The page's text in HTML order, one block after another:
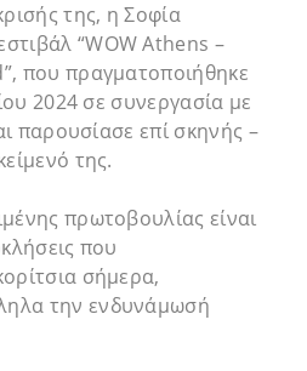
της, η Σοφία
“WOW Athens –
που πραγματοποιήθηκε
2024 σε συνεργασία με
παρουσίασε επί σκηνής –
της.
πρωτοβουλίας είναι
που
σήμερα,
την ενδυνάμωσή